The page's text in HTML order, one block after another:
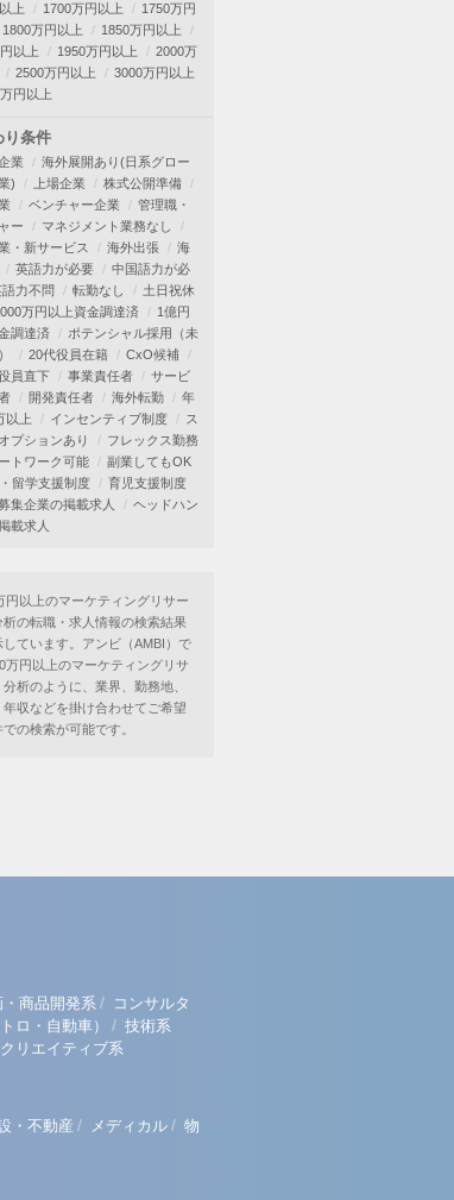
上
1700万円以上
1750万円
1800万円以上
1850万円以上
以上
1950万円以上
2000万
2500万円以上
3000万円以上
円以上
り条件
業
海外展開あり(日系グロー
)
上場企業
株式公開準備
ベンチャー企業
管理職・
ー
マネジメント業務なし
・新サービス
海外出張
海
英語力が必要
中国語力が必
語力不問 転勤なし
土日祝休
万円以上資金調達済
1億円
調達済
ポテンシャル採用（未
20代役員在籍
CxO候補
員直下
事業責任者
サービ
開発責任者 海外転勤
年
以上
インセンティブ制度
ス
プションあり
フレックス勤務
トワーク可能
副業してもOK
留学支援制度
育児支援制度
集企業の掲載求人
ヘッドハン
載求人
円以上のマーケティングリサー
析の転職・求人情報の検索結果
しています。アンビ（AMBI）で
万円以上のマーケティングリサ
分析のように、業界、勤務地、
年収などを掛け合わせてご希望
の検索が可能です。
商品開発系/ コンサルタ
ロ・自動車） / 技術系
クリエイティブ系
・不動産 / メディカル / 物